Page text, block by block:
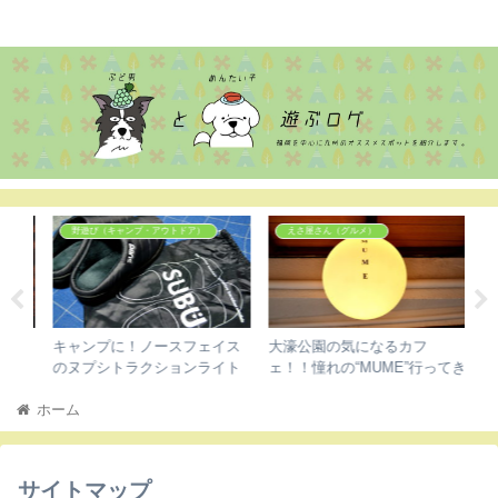
野遊び（キャンプ・アウトドア）
キャンプに！ノースフェイス
のヌプシトラクションライト
サンダル買いました。
えさ屋さん（グルメ）
大濠公園の気になるカフ
ェ！！憧れの“MUME”行ってき
ホーム
サイトマップ